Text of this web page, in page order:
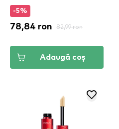
-5%
78,84 ron 82,99 ron
Adaugă coș